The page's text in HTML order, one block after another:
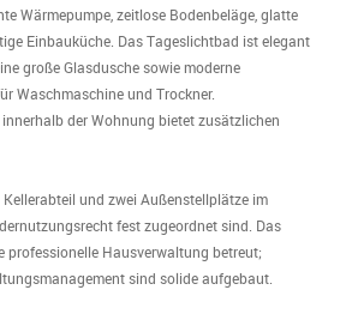
Wärmepumpe, zeitlose Bodenbeläge, glatte
Einbauküche. Das Tageslichtbad ist elegant
große Glasdusche sowie moderne
Waschmaschine und Trockner.
der Wohnung bietet zusätzlichen
und zwei Außenstellplätze im
fest zugeordnet sind. Das
professionelle Hausverwaltung betreut;
sind solide aufgebaut.